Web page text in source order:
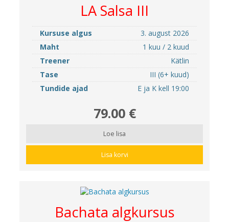
LA Salsa III
Kursuse algus
3. august 2026
Maht
1 kuu / 2 kuud
Treener
Kätlin
Tase
III (6+ kuud)
Tundide ajad
E ja K kell 19:00
79.00 €
Loe lisa
Lisa korvi
Bachata algkursus